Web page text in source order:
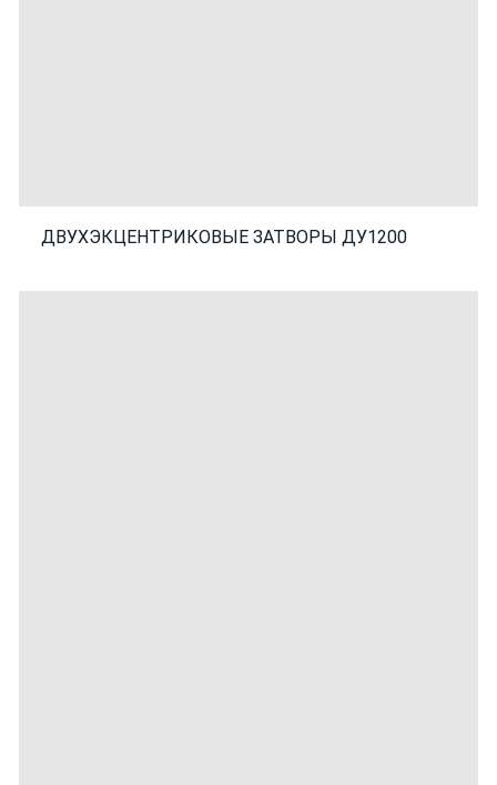
ДВУХЭКЦЕНТРИКОВЫЕ ЗАТВОРЫ ДУ1200